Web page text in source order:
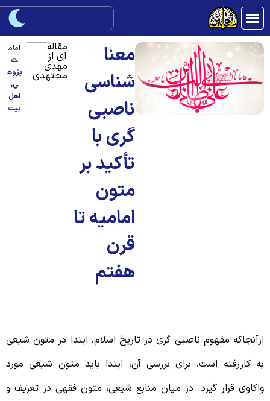
معنا
شناسی
ناصبی
گری با
تأکيد بر
متون
اماميه تا
قرن
هفتم
مقاله
ای از
مهدی
مجتهدی
امام
پژوه
,
اهل
بیت
مفهوم ناصبی گری در تاریخ اسلام، ابتدا در متون شیعی
کاررفته است، برای بررسی آن، ابتدا باید متون شیعی مورد
قرار گیرد. در میان منابع شیعی، متون فقهی در تعریف و